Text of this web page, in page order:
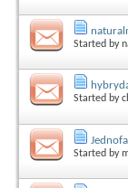
Started by
Started by
Started by